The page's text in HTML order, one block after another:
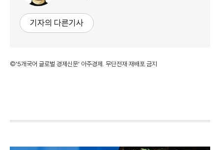
기자의 다른기사
©'5개국어 글로벌 경제신문' 아주경제. 무단전재·재배포 금지